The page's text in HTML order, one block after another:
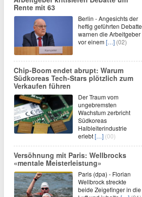
Rente mit 63
Berlin - Angesichts der
heftig geführten Debatte
warnen die Arbeitgeber
vor einem[…] (02)
Chip-Boom endet abrupt: Warum
Südkoreas Tech-Stars plötzlich zum
Verkaufen führen
Der Traum vom
ungebremsten
Wachstum zerbricht
Südkoreas
Halbleiterindustrie
erlebt[…] (00)
Versöhnung mit Paris: Wellbrocks
«mentale Meisterleistung»
Paris (dpa) - Florian
Wellbrock streckte
beide Zeigefinger in die